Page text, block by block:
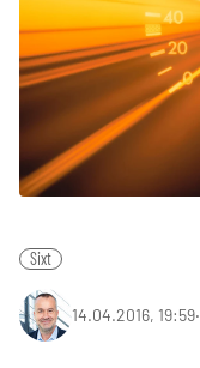
Sixt
14.04.2016, 19:59‧